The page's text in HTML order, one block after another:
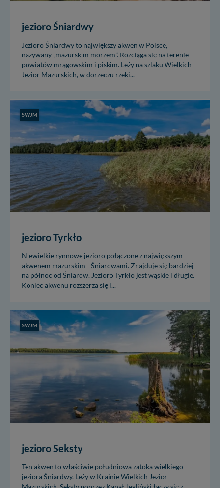
jezioro Śniardwy
Jezioro Śniardwy to największy akwen w Polsce,
nazywany „mazurskim morzem”. Rozciąga się na terenie
powiatów mrągowskim i piskim. Leży na szlaku Wielkich
Jezior Mazurskich, w dorzeczu rzeki...
SWJM
jezioro Tyrkło
Niewielkie rynnowe jezioro połączone z największym
akwenem mazurskim - Śniardwami. Znajduje się bardziej
na północ od Śniardw. Jezioro Tyrkło jest wąskie i długie.
Koniec akwenu rozszerza się i...
SWJM
jezioro Seksty
Ten akwen to właściwie południowa zatoka wielkiego
jeziora Śniardwy. Leży w Krainie Wielkich Jezior